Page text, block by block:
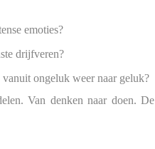
emoties?
drijfveren?
ongeluk weer naar geluk?
Van denken naar doen. De